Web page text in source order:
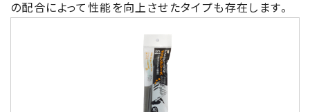
の配合によって性能を向上させたタイプも存在します。